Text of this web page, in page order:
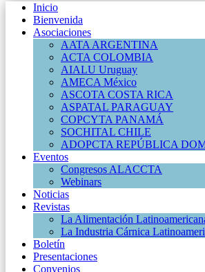
Inicio
Bienvenida
Asociaciones
AATA ARGENTINA
ACTA COLOMBIA
AIALU Uruguay
AMECA México
ASCOTA COSTA RICA
ASPATAL PARAGUAY
COPCYTA PANAMÁ
SOCHITAL CHILE
ADOPCTA REPÚBLICA
Eventos
Congresos ALACCTA
Webinars
Noticias
Revistas
La Alimentación
La Industria Cárnica
Boletín
Presentaciones
Convenios